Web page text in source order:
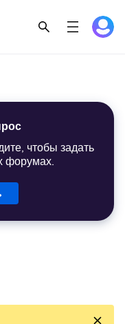
чтобы задать
форумах.